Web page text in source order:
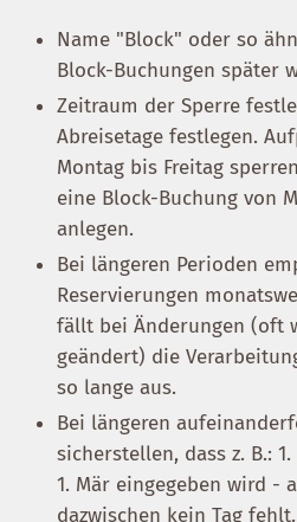
Name "Block" oder so
Block-Buchungen später
Zeitraum der Sperre
Abreisetage festlegen.
Montag bis Freitag
eine Block-Buchung von
anlegen.
Bei längeren Perioden
Reservierungen
fällt bei Änderungen (oft
geändert) die
so lange aus.
Bei längeren
sicherstellen, dass z. B.: 1.
1. Mär eingegeben wird -
dazwischen kein Tag fehlt.